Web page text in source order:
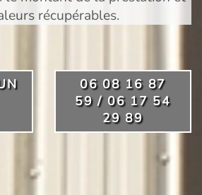
récupérables.
06 08 16 87
59 / 06 17 54
29 89